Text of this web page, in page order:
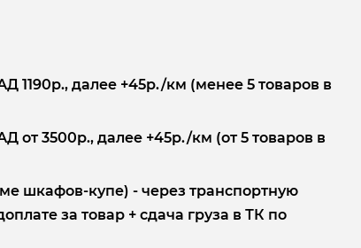
1190р., далее +45р./км (менее 5 товаров в
от 3500р., далее +45р./км (от 5 товаров в
шкафов-купе) - через транспортную
за товар + сдача груза в ТК по